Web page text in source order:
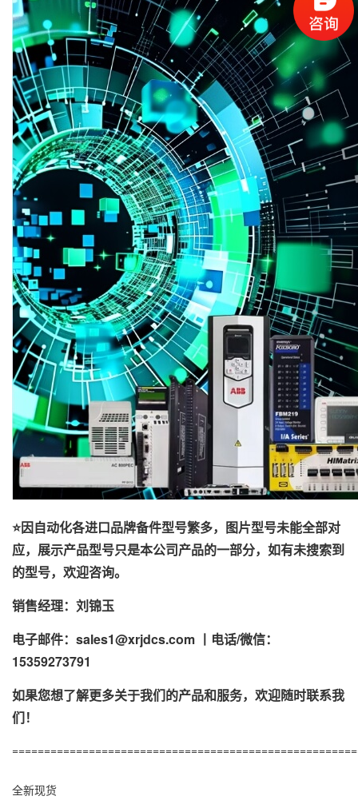
⭐因自动化各进口品牌备件型号繁多，图片型号未能全部对
应，展示产品型号只是本公司产品的一部分，如有未搜索到
的型号，欢迎咨询。
销售经理：刘锦玉
电子邮件：sales1@xrjdcs.com 丨 电话/微信：
15359273791
如果您想了解更多关于我们的产品和服务，欢迎随时联系我
们！
全新现货